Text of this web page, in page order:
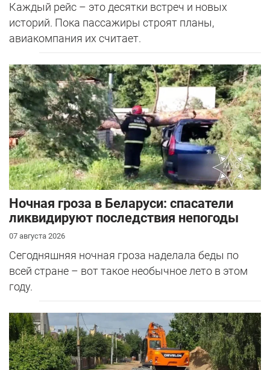
Каждый рейс – это десятки встреч и новых
историй. Пока пассажиры строят планы,
авиакомпания их считает.
Ночная гроза в Беларуси: спасатели
ликвидируют последствия непогоды
07 августа 2026
Сегодняшняя ночная гроза наделала беды по
всей стране – вот такое необычное лето в этом
году.